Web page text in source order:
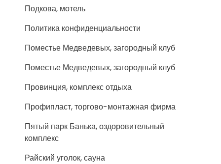
Подкова, мотель
Политика конфиденциальности
Поместье Медведевых, загородный клуб
Поместье Медведевых, загородный клуб
Провинция, комплекс отдыха
Профипласт, торгово-монтажная фирма
Пятый парк Банька, оздоровительный
комплекс
Райский уголок, сауна